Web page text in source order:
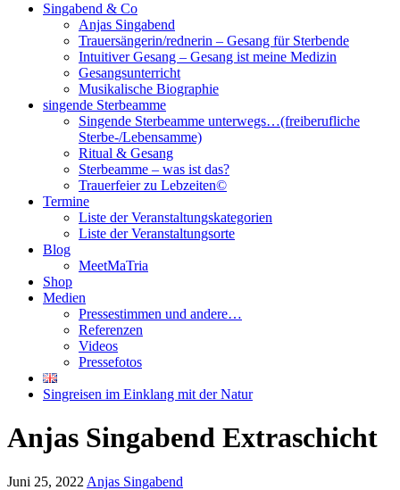
Singabend & Co
Anjas Singabend
Trauersängerin/rednerin – Gesang für Sterbende
Intuitiver Gesang – Gesang ist meine Medizin
Gesangsunterricht
Musikalische Biographie
singende Sterbeamme
Singende Sterbeamme unterwegs…(freiberufliche
Sterbe-/Lebensamme)
Ritual & Gesang
Sterbeamme – was ist das?
Trauerfeier zu Lebzeiten©
Termine
Liste der Veranstaltungskategorien
Liste der Veranstaltungsorte
Blog
MeetMaTria
Shop
Medien
Pressestimmen und andere…
Referenzen
Videos
Pressefotos
Singreisen im Einklang mit der Natur
Anjas Singabend Extraschicht
Juni 25, 2022 Anjas Singabend